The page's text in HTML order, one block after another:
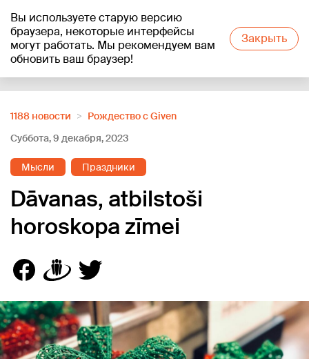
Вы используете старую версию
браузера, некоторые интерфейсы
могут работать. Мы рекомендуем вам
обновить ваш браузер!
Закрыть
+27°C
1188 новости
Рождество с Given
Суббота, 9 декабря, 2023
Мысли Праздники
Dāvanas, atbilstoši
horoskopa zīmei